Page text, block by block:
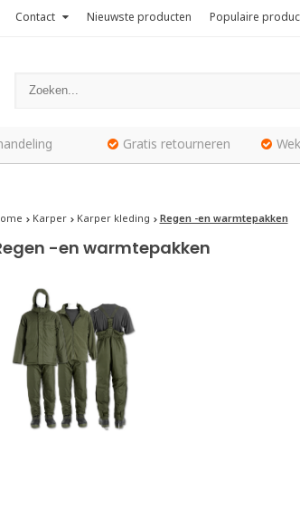
Contact Nieuwste producten Populaire
Gratis retourneren
Karper Karper kleding Regen -en warmtepakken
-en warmtepakken